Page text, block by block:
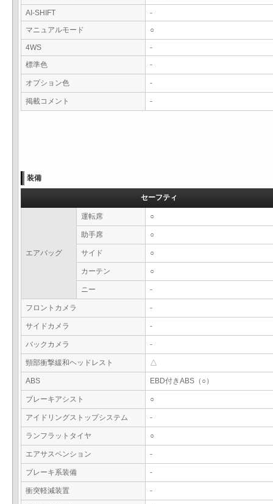
AI-SHIFT
-
マニュアルモード
○
4WS
-
標準色
-
オプション色 -
掲載コメント -
装備
セーフティ
エアバッグ
運転席 ○
助手席 ○
サイド ○
カーテン ○
ニー -
フロントカメラ -
サイドカメラ -
バックカメラ -
頸部衝撃緩和ヘッドレスト △
ABS EBD付きABS（○）
ブレーキアシスト ○
アイドリングストップシステム -
ランフラットタイヤ ○
エアサスペンション -
ブレーキ系装備 -
衝突軽減装置 -